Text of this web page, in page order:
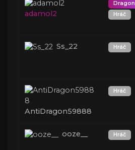
adamol2
Dragon
Hráč
Ss_22 Hráč
AntiDragon59888
Hráč
ooze__ Hráč